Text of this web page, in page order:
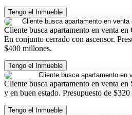
Tengo el Inmueble
Cliente busca apartamento en venta
En conjunto cerrado con ascensor.
$400 millones.
Tengo el Inmueble
Cliente busca apartamento en venta
y en buen estado. Presupuesto de
Tengo el Inmueble